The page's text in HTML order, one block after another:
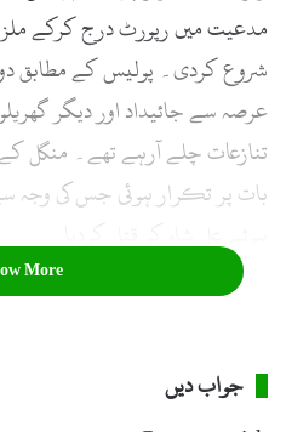
مدعیت میں رپورٹ درج کرکے
شروع کردی۔ پولیس کے مطابق
عرصہ سے جائیداد اور دیگر
تنازعات چلے آرہے تھے۔ منگل
بات پر تکرار ہوئی جس کی وجہ
More
جواب دیں